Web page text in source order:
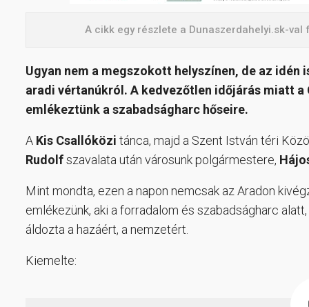
A cikk egy részlete a Dunaszerdahelyi.sk-
Ugyan nem a megszokott helyszínen, de az
aradi vértanúkról. A kedvezőtlen időjárás miatt
emlékeztünk a szabadságharc hőseire.
A Kis Csallóközi tánca, majd a Szent István téri
Rudolfszavalata után városunk polgármestere,
Mint mondta, ezen a napon nemcsak az Aradon
emlékezünk, aki a forradalom és szabadságharc
áldozta a hazáért, a nemzetért.
Kiemelte: